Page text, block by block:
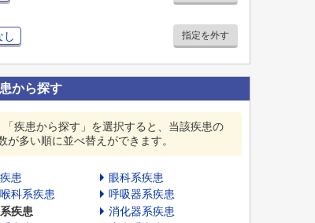
し 指定を外す
から探す
「疾患から探す」を選択すると、当該疾患の
が多い順に並べ替えができます。
患
眼科系疾患
科系疾患
呼吸器系疾患
疾患
消化器系疾患